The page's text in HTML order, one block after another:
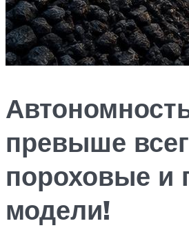
превыше
пороховые и
модели!